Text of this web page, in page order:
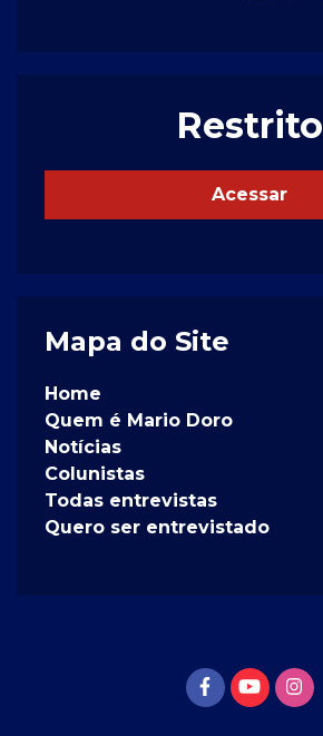
Restrito
Acessar
Mapa do Site
Home
Quem é Mario Doro
Notícias
Colunistas
Todas entrevistas
Quero ser entrevistado